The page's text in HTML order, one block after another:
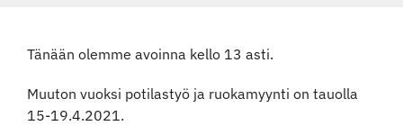
Yhteystiedot
Tänään olemme avoinna kello 13 asti.
Muuton vuoksi potilastyö ja ruokamyynti on tauolla
15-19.4.2021.